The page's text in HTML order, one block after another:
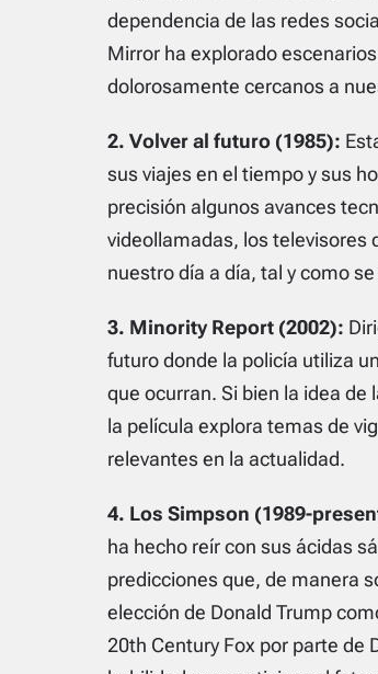
dependencia de las redes
Mirror ha explorado
dolorosamente cercanos a
2. Volver al futuro (1985):
sus viajes en el tiempo y sus
precisión algunos avances
videollamadas, los televisores
nuestro día a día, tal y como
3. Minority Report (2002):
futuro donde la policía utiliza
que ocurran. Si bien la idea
la película explora temas de
relevantes en la actualidad.
4. Los Simpson (1989-
ha hecho reír con sus ácidas
predicciones que, de manera
elección de Donald Trump
20th Century Fox por parte de